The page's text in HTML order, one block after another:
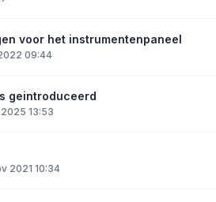
voor het instrumentenpaneel
09:44
geintroduceerd
13:53
2021 10:34